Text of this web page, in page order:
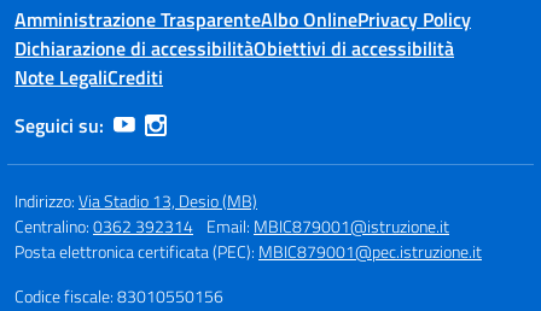
Amministrazione TrasparenteAlbo OnlinePrivacy Policy
Dichiarazione di accessibilitàObiettivi di accessibilità
Note LegaliCrediti
Seguici su:
Indirizzo:Via Stadio 13, Desio (MB)
Centralino:0362 392314 Email: MBIC879001@istruzione.it
Posta elettronica certificata (PEC): MBIC879001@pec.istruzione.it
Codice fiscale: 83010550156